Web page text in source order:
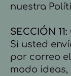
nuestra
SECCIÓN
Si usted
por correo
modo ideas,